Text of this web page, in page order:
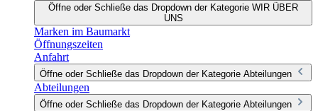
Öffne oder Schließe das Dropdown der Kategorie WIR ÜBER
UNS
Marken im Baumarkt
Öffnungszeiten
Anfahrt
Öffne oder Schließe das Dropdown der Kategorie Abteilungen
Abteilungen
Öffne oder Schließe das Dropdown der Kategorie Abteilungen